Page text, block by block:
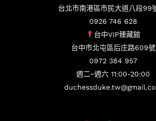
台北市南港區市民大道八段99
0926 746 628
台中VIP臻藏館
台中市北屯區后庄路609號
0972 384 957
週二~週六 11:00-20:00